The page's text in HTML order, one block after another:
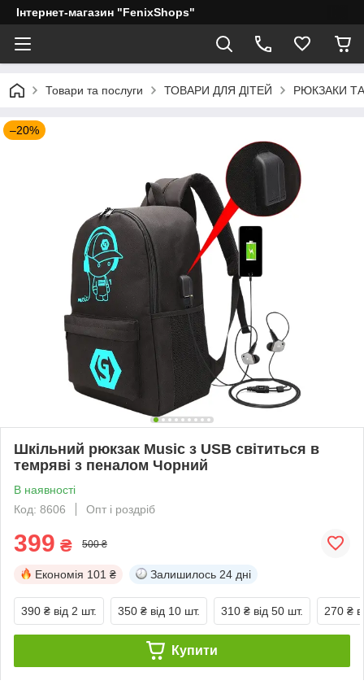
Інтернет-магазин "FenixShops"
Товари та послуги ТОВАРИ ДЛЯ ДІТЕЙ РЮКЗАКИ
–20%
Шкільний рюкзак Music з USB світиться в
темряві з пеналом Чорний
В наявності
Код: 8606
Опт і роздріб
399 ₴ 500 ₴
Економія 101 ₴ Залишилось 24 дні
390 ₴ від 2 шт. 350 ₴ від 10 шт. 310 ₴ від 50 шт. 270 ₴
Купити